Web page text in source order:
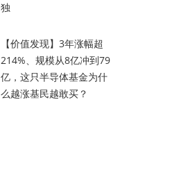
独
【价值发现】3年涨幅超
214%、规模从8亿冲到79
亿，这只半导体基金为什
么越涨基民越敢买？